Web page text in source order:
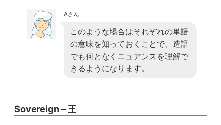
Aさん
このような場合はそれぞれの単語
の意味を知っておくことで、造語
でも何となくニュアンスを理解で
きるようになります。
Sovereign – 王